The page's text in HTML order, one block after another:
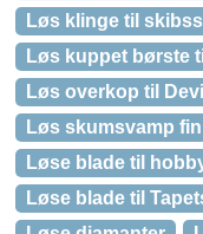
Løs klinge til
Løs kuppet børste
Løs overkop til
Løs skumsvamp
Løse blade til
Løse blade til